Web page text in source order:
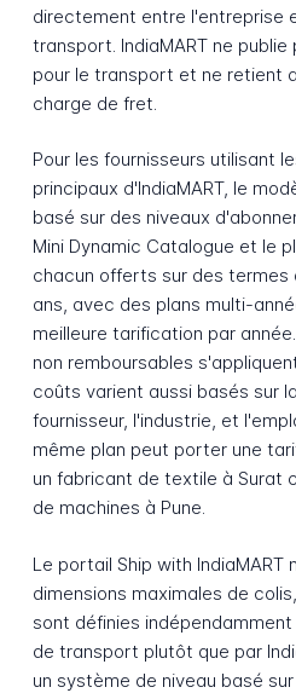
directement entre l'entreprise
transport. IndiaMART ne
pour le transport et ne retient
charge de fret.
Pour les fournisseurs utilisant
principaux d'IndiaMART, le
basé sur des niveaux
Mini Dynamic Catalogue et le
chacun offerts sur des termes
ans, avec des plans multi-
meilleure tarification par
non remboursables
coûts varient aussi basés sur
fournisseur, l'industrie, et
même plan peut porter une
un fabricant de textile à Surat
de machines à Pune.
Le portail Ship with IndiaMART
dimensions maximales de
sont définies
de transport plutôt que par
un système de niveau basé